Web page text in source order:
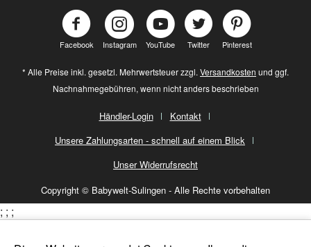
Facebook Instagram YouTube Twitter Pinterest
* Alle Preise inkl. gesetzl. Mehrwertsteuer zzgl. Versandkosten und ggf.
Nachnahmegebühren, wenn nicht anders beschrieben
Händler-Login
Kontakt
Unsere Zahlungsarten - schnell auf einem Blick
Unser Widerrufsrecht
Copyright © Babywelt-Sulingen - Alle Rechte vorbehalten
; ; ;